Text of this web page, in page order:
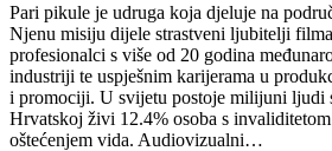
Pari pikule je udruga koja djeluje na
Njenu misiju dijele strastveni ljubitelji
profesionalci s više od 20 godina
industriji te uspješnim karijerama u
i promociji. U svijetu postoje milijuni ljudi
Hrvatskoj živi 12.4% osoba s
oštećenjem vida. Audiovizualni…